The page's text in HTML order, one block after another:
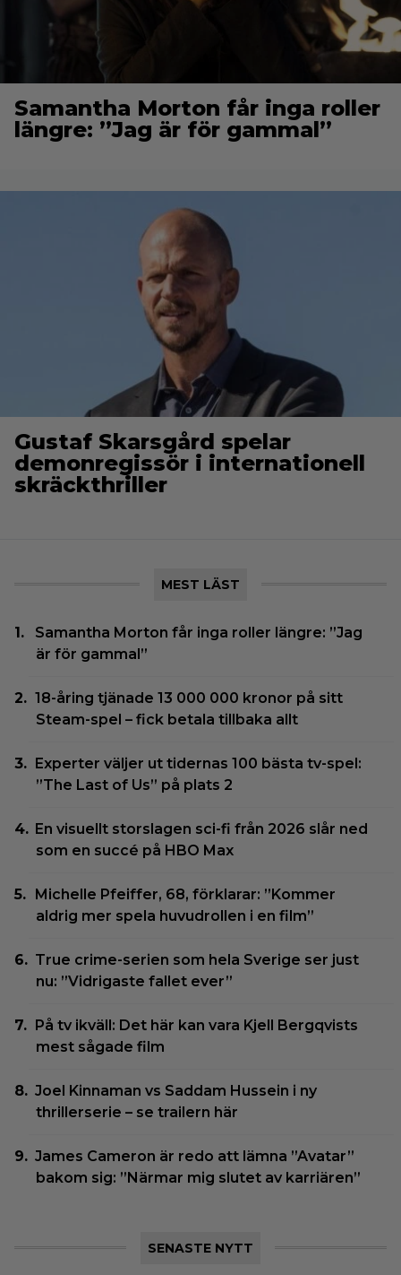
Samantha Morton får inga roller
längre: ”Jag är för gammal”
Gustaf Skarsgård spelar
demonregissör i internationell
skräckthriller
MEST LÄST
Samantha Morton får inga roller längre: ”Jag
är för gammal”
18-åring tjänade 13 000 000 kronor på sitt
Steam-spel – fick betala tillbaka allt
Experter väljer ut tidernas 100 bästa tv-spel:
”The Last of Us” på plats 2
En visuellt storslagen sci-fi från 2026 slår ned
som en succé på HBO Max
Michelle Pfeiffer, 68, förklarar: ”Kommer
aldrig mer spela huvudrollen i en film”
True crime-serien som hela Sverige ser just
nu: ”Vidrigaste fallet ever”
På tv ikväll: Det här kan vara Kjell Bergqvists
mest sågade film
Joel Kinnaman vs Saddam Hussein i ny
thrillerserie – se trailern här
James Cameron är redo att lämna ”Avatar”
bakom sig: ”Närmar mig slutet av karriären”
SENASTE NYTT